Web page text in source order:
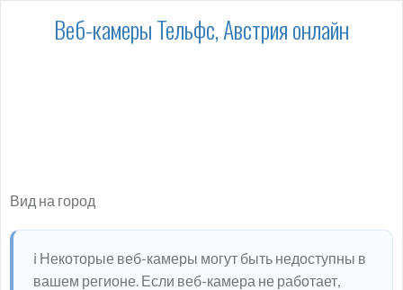
Веб-камеры Тельфс, Австрия онлайн
Вид на город
ℹ️ Некоторые веб-камеры могут быть недоступны в
вашем регионе. Если веб-камера не работает,